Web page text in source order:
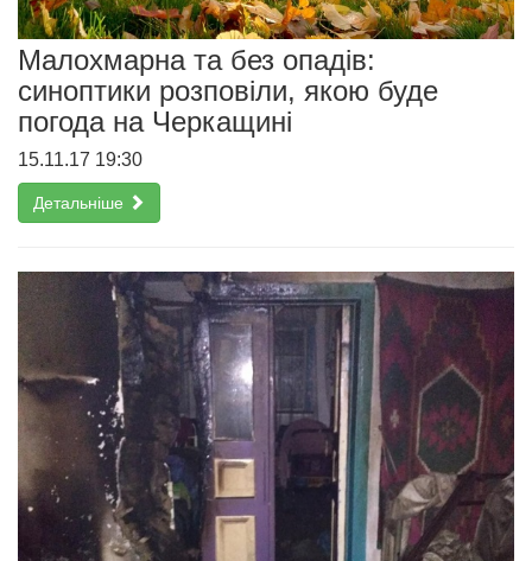
Малохмарна та без опадів:
синоптики розповіли, якою буде
погода на Черкащині
15.11.17 19:30
Детальніше